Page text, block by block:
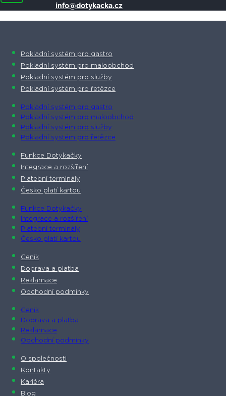
info@dotykacka.cz
Pokladní systém pro gastro
Pokladní systém pro maloobchod
Pokladní systém pro služby
Pokladní systém pro řetězce
Pokladní systém pro gastro
Pokladní systém pro maloobchod
Pokladní systém pro služby
Pokladní systém pro řetězce
Funkce Dotykačky
Integrace a rozšíření
Platební terminály
Česko platí kartou
Funkce Dotykačky
Integrace a rozšíření
Platební terminály
Česko platí kartou
Ceník
Doprava a platba
Reklamace
Obchodní podmínky
Ceník
Doprava a platba
Reklamace
Obchodní podmínky
O společnosti​
Kontakty
Kariéra
Blog